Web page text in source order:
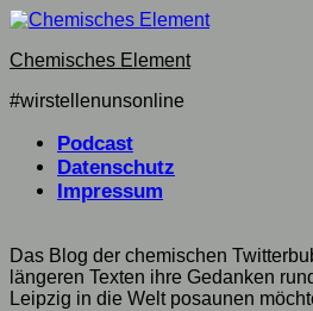
Skip
content
Chemisches Element
#wirstellenunsonline
Podcast
Datenschutz
Impressum
Das Blog der chemischen
längeren Texten ihre Gedanken
Leipzig in die Welt posaunen